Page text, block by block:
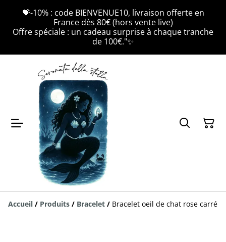
💝-10% : code BIENVENUE10, livraison offerte en
France dès 80€ (hors vente live)
Offre spéciale : un cadeau surprise à chaque tranche
de 100€."✨
Accueil / Produits / Bracelet / Bracelet oeil de chat rose carré